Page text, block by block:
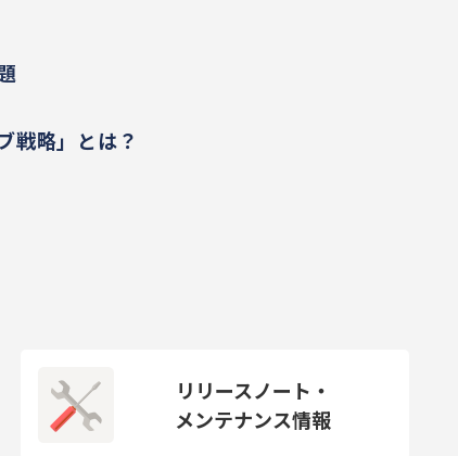
戦略」とは？
リリースノート・
メンテナンス情報